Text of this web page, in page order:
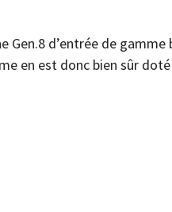
d’entrée de gamme
en est donc bien sûr